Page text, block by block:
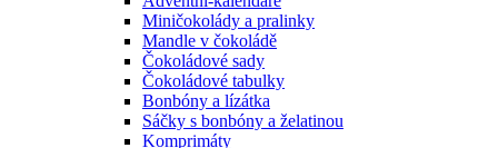
Miničokolády a pralinky
Mandle v čokoládě
Čokoládové sady
Čokoládové tabulky
Bonbóny a lízátka
Sáčky s bonbóny a želatinou
Komprimáty